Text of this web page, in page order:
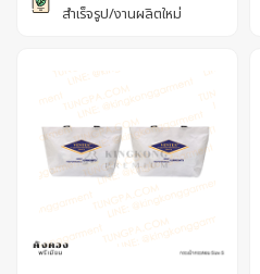
สำเร็จรูป/งานผลิตใหม่